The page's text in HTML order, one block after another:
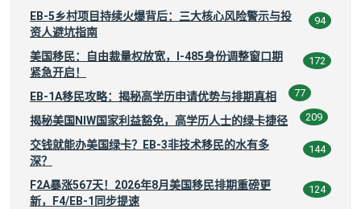
EB-5乡村项目持续火爆背后：三大核心风险警示与投
资人避坑指南
94
美国移民：自由裁量权放宽，I-485身份调整窗口期
紧急开启！
172
EB-1A移民攻略：揭秘高学历申请优势与排期真相 77
揭秘美国NIW国家利益豁免，高学历人士的绿卡捷径 209
交钱就能办美国绿卡？EB-3非技术移民的水有多
深？
144
F2A暴涨567天！2026年8月美国移民排期重磅更
新，F4/EB-1同步提速
124